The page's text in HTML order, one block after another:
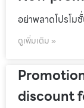
อย่าพลาดโปรโม
ดูเพิ่มเติม »
discount